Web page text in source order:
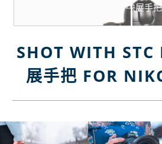
WITH STC FOGRIP 快展手
SHOT WITH STC
展手把 FOR